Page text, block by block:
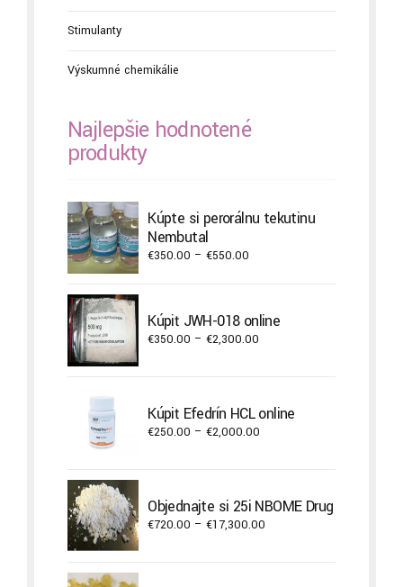
Stimulanty
Výskumné chemikálie
Najlepšie hodnotené
produkty
Kúpte si perorálnu tekutinu
Nembutal
€350.00 – €550.00
through
€550.00
Kúpiť JWH-018 online
€350.00 – €2,300.00
€2,300.00
Kúpiť Efedrín HCL online
€250.00 – €2,000.00
€2,000.00
Objednajte si 25i NBOME Drug
€720.00 – €17,300.00